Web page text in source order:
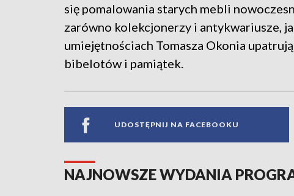
się pomalowania starych mebli
zarówno kolekcjonerzy i antykwariusze,
umiejętnościach Tomasza Okonia
bibelotów i pamiątek.
UDOSTĘPNIJ NA FACEBOOKU
NAJNOWSZE WYDANIA